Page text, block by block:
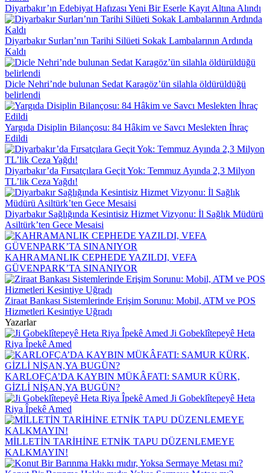
Diyarbakır’ın Edebiyat Hafızası Yeni Bir Eserle Kayıt Altına Alındı
Diyarbakır Surları’nın Tarihi Silüeti Sokak Lambalarının Ardında
Kaldı
Dicle Nehri’nde bulunan Sedat Karagöz’ün silahla öldürüldüğü
belirlendi
Yargıda Disiplin Bilançosu: 84 Hâkim ve Savcı Meslekten İhraç
Edildi
Diyarbakır’da Fırsatçılara Geçit Yok: Temmuz Ayında 2,3 Milyon
TL’lik Ceza Yağdı!
Diyarbakır Sağlığında Kesintisiz Hizmet Vizyonu: İl Sağlık Müdürü
Asiltürk’ten Gece Mesaisi
KAHRAMANLIK CEPHEDE YAZILDI, VEFA
GÜVENPARK’TA SINANIYOR
Ziraat Bankası Sistemlerinde Erişim Sorunu: Mobil, ATM ve POS
Hizmetleri Kesintiye Uğradı
Yazarlar
Ji Gobeklîtepeyê Heta
Riya Îpekê Amed
KARLOFÇA’DA KAYBIN MÜKÂFATI: SAMUR KÜRK,
GİZLİ NİŞAN,YA BUGÜN?
Ji Gobeklîtepeyê Heta
Riya Îpekê Amed
MİLLETİN TARİHİNE ETNİK TAPU DÜZENLEMEYE
KALKMAYIN!